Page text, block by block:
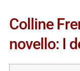
Colline
novello: I